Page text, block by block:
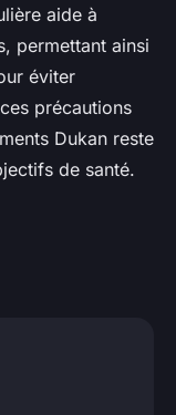
aide à
permettant ainsi
éviter
précautions
Dukan reste
de santé.